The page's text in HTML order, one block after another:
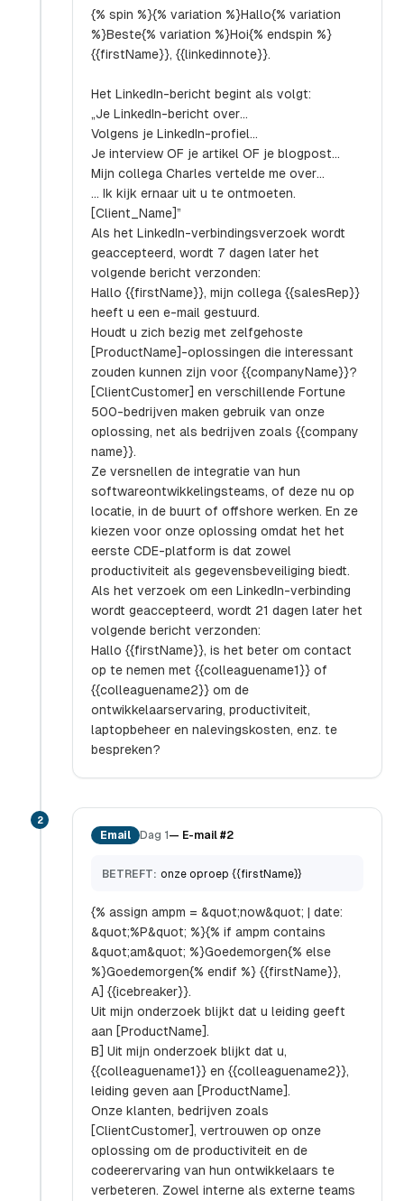
{% spin %}{% variation %}Hallo{% variation
%}Beste{% variation %}Hoi{% endspin %}
{{firstName}}, {{linkedinnote}}.
Het LinkedIn-bericht begint als volgt:
„Je LinkedIn-bericht over…
Volgens je LinkedIn-profiel…
Je interview OF je artikel OF je blogpost…
Mijn collega Charles vertelde me over…
… Ik kijk ernaar uit u te ontmoeten.
[Client_Name]”
Als het LinkedIn-verbindingsverzoek wordt
geaccepteerd, wordt 7 dagen later het
volgende bericht verzonden:
Hallo {{firstName}}, mijn collega {{salesRep}}
heeft u een e-mail gestuurd.
Houdt u zich bezig met zelfgehoste
[ProductName]-oplossingen die interessant
zouden kunnen zijn voor {{companyName}}?
[ClientCustomer] en verschillende Fortune
500-bedrijven maken gebruik van onze
oplossing, net als bedrijven zoals {{company
name}}.
Ze versnellen de integratie van hun
softwareontwikkelingsteams, of deze nu op
locatie, in de buurt of offshore werken. En ze
kiezen voor onze oplossing omdat het het
eerste CDE-platform is dat zowel
productiviteit als gegevensbeveiliging biedt.
Als het verzoek om een LinkedIn-verbinding
wordt geaccepteerd, wordt 21 dagen later het
volgende bericht verzonden:
Hallo {{firstName}}, is het beter om contact
op te nemen met {{colleaguename1}} of
{{colleaguename2}} om de
ontwikkelaarservaring, productiviteit,
laptopbeheer en nalevingskosten, enz. te
bespreken?
2
Email Dag 1 — E-mail #2
BETREFT: onze oproep {{firstName}}
{% assign ampm = &quot;now&quot; | date:
&quot;%P&quot; %}{% if ampm contains
&quot;am&quot; %}Goedemorgen{% else
%}Goedemorgen{% endif %} {{firstName}},
A] {{icebreaker}}.
Uit mijn onderzoek blijkt dat u leiding geeft
aan [ProductName].
B] Uit mijn onderzoek blijkt dat u,
{{colleaguename1}} en {{colleaguename2}},
leiding geven aan [ProductName].
Onze klanten, bedrijven zoals
[ClientCustomer], vertrouwen op onze
oplossing om de productiviteit en de
codeerervaring van hun ontwikkelaars te
verbeteren. Zowel interne als externe teams